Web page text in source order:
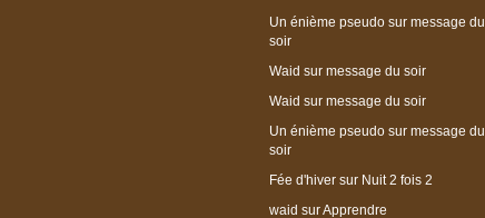
Un énième pseudo sur message du
soir
Waid sur message du soir
Waid sur message du soir
Un énième pseudo sur message du
soir
Fée d'hiver sur Nuit 2 fois 2
waid surApprendre